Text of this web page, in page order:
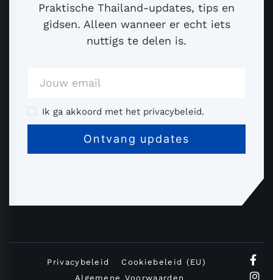
Praktische Thailand-updates, tips en
gidsen. Alleen wanneer er echt iets
nuttigs te delen is.
Ik ga akkoord met het privacybeleid.
Privacybeleid
Cookiebeleid (EU)
Algemene Voorwaarden